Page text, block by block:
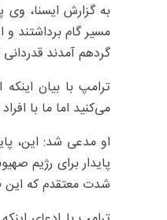
به گزارش ایسنا،
مسیر گام برداشتند
گردهم آمدند
ترامپ با بیان
می‌کنید اما ما با
او مدعی شد: این،
پایدار برای رژیم
شدت معتقدم که این